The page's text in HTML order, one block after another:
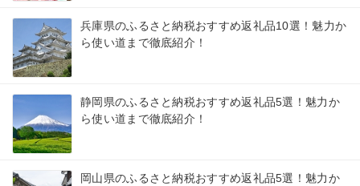
兵庫県のふるさと納税おすすめ返礼品10選！魅力か
ら使い道まで徹底紹介！
静岡県のふるさと納税おすすめ返礼品5選！魅力か
ら使い道まで徹底紹介！
岡山県のふるさと納税おすすめ返礼品5選！魅力か